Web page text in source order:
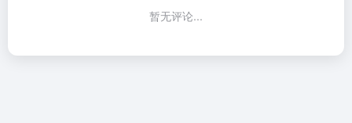
暂无评论...